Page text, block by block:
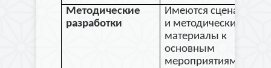
Методические
разработки
Имеются сценарии
и методические
материалы к
основным
мероприятиям